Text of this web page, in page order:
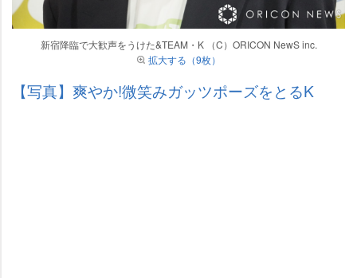
新宿降臨で大歓声をうけた&TEAM・K （C）ORICON NewS inc.
拡大する（9枚）
【写真】爽やか!微笑みガッツポーズをとるK